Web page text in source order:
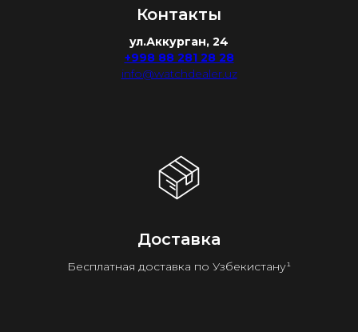
Контакты
ул.Аккурган, 24
+998 88 281 28 28
info@watchdealer.uz
Доставка
Бесплатная доставка по Узбекистану¹